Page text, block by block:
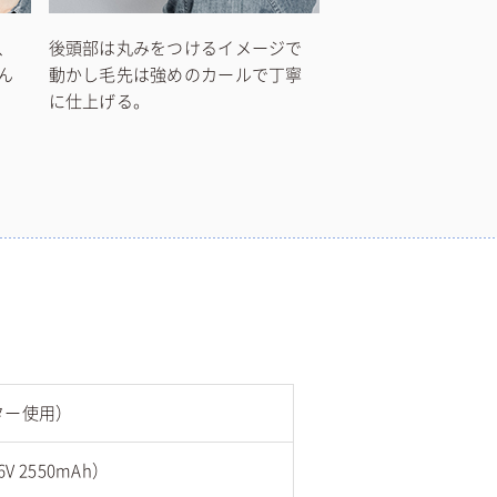
後頭部は丸みをつけるイメージで
動かし毛先は強めのカールで丁寧
に仕上げる。
使用）
2550mAh）